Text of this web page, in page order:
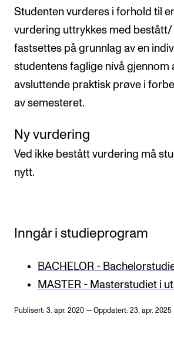
Studenten vurderes i forhold til
vurdering uttrykkes med
fastsettes på grunnlag av en
studentens faglige nivå gjennom
avsluttende praktisk prøve i
av semesteret.
Ny vurdering
Ved ikke bestått vurdering må
nytt.
Inngår i studieprogram
BACHELOR -
MASTER - Masterstudiet i
Publisert: 3. apr. 2020 — Oppdatert: 23. apr. 2025